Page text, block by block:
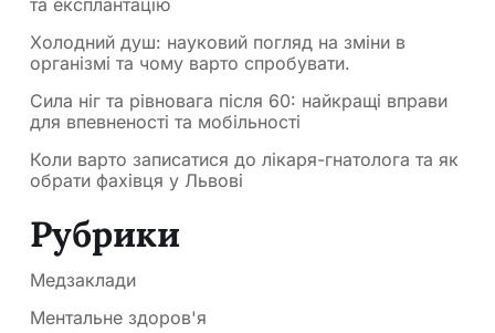
Холодний душ: науковий погляд на зміни в
організмі та чому варто спробувати.
Сила ніг та рівновага після 60: найкращі вправи
для впевненості та мобільності
Коли варто записатися до лікаря-гнатолога та як
обрати фахівця у Львові
Рубрики
Медзаклади
Ментальне здоров'я